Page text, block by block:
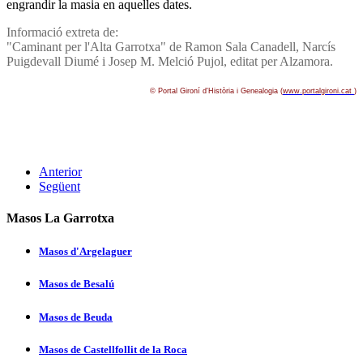
engrandir la masia en aquelles dates.
Informació extreta de:
"Caminant per l'Alta Garrotxa" de Ramon Sala Canadell, Narcí­s
Puigdevall Diumé i Josep M. Melció Pujol, editat per Alzamora.
© Portal Gironí­ d'Història i Genealogia (www.portalgironi.cat )
Anterior
Següent
Masos La Garrotxa
Masos d'Argelaguer
Masos de Besalú
Masos de Beuda
Masos de Castellfollit de la Roca